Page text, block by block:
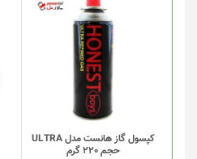
کپسول گاز هانست مدل ULTRA
حجم 220 گرم